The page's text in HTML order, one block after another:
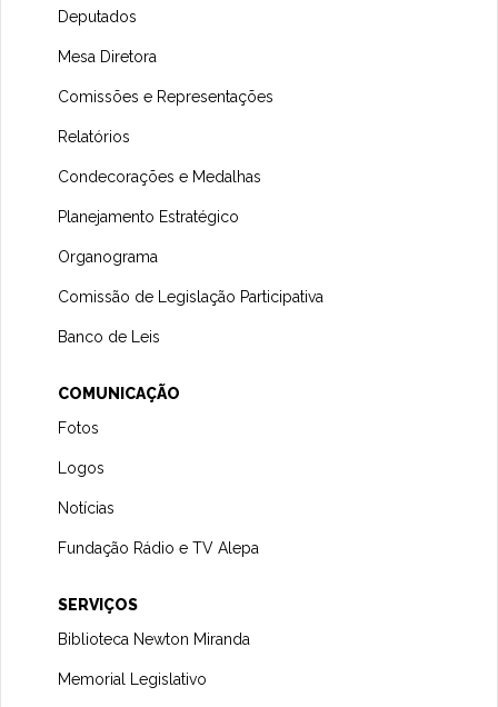
Deputados
Mesa Diretora
Comissões e Representações
Relatórios
Condecorações e Medalhas
Planejamento Estratégico
Organograma
Comissão de Legislação Participativa
Banco de Leis
COMUNICAÇÃO
Fotos
Logos
Notícias
Fundação Rádio e TV Alepa
SERVIÇOS
Biblioteca Newton Miranda
Memorial Legislativo